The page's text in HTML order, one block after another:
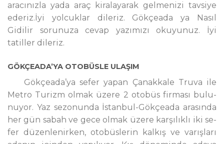
aracınızla yada araç kiralayarak gelmenizi tavsiye
ederiz.İyi yolcuklar dileriz. Gökçeada ya Nasıl
Gidilir sorunuza cevap yazımızı okuyunuz. İyi
tatiller dileriz.
GÖKÇEADA’YA OTOBÜSLE ULAŞIM
Gök­çea­da’ya se­fer ya­pan Ça­nak­ka­le Tru­va ile
Met­ro Tu­rizm olmak üzere 2 oto­büs firması bu­lu­
nu­yor. Yaz sezonunda İs­tan­bul-Gökçeada arasında
her­ gün sa­bah ve ge­ce ol­mak üze­re kar­şı­lık­lı iki se­
fer düzenlenirken, oto­büs­lerin kal­kış ve va­rış­la­rı